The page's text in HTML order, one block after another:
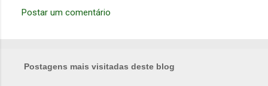
Postar um comentário
Postagens mais visitadas deste blog